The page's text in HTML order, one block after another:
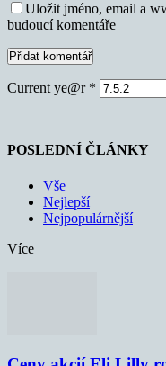
Uložit jméno, email a
budoucí komentáře
Current ye@r *
POSLEDNÍ ČLÁNKY
Vše
Nejlepší
Nejpopulárnější
Více